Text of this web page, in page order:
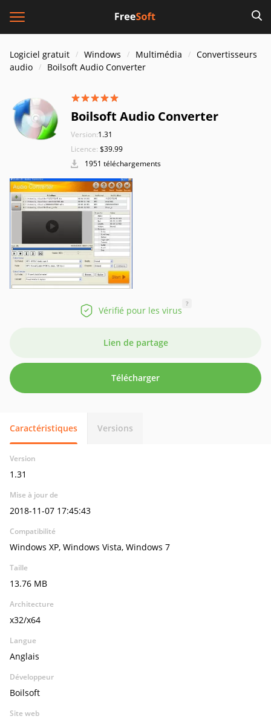
Logiciel gratuit Windows Multimédia
Convertisseurs
audio
Boilsoft Audio Converter
Boilsoft Audio Converter
Version:1.31
Licence: $39.99
1951 téléchargements
Vérifié pour les virus
?
Lien de partage
Télécharger
Caractéristiques Versions
Version
1.31
Mise à jour de
2018-11-07 17:45:43
Compatibilité
Windows XP, Windows Vista, Windows 7
Taille
13.76 MB
Architecture
x32/x64
Langue
Anglais
Développeur
Boilsoft
Site web